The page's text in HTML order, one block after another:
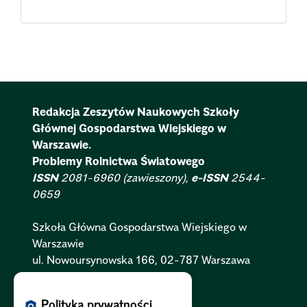
Redakcja Zeszytów Naukowych Szkoły
Głównej Gospodarstwa Wiejskiego w
Warszawie.
Problemy Rolnictwa Światowego
ISSN2081-6960 (zawieszony), e-ISSN2544-
0659
Szkoła Główna Gospodarstwa Wiejskiego w
Warszawie
ul. Nowoursynowska 166, 02-787 Warszawa